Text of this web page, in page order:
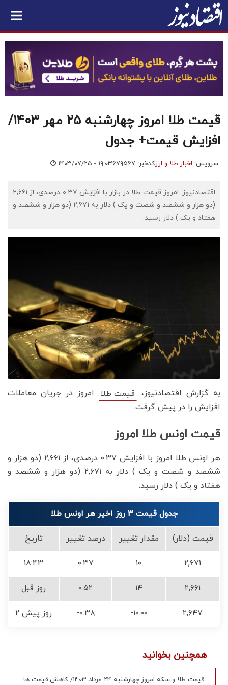
قیمت طلا امروز چهارشنبه ۲۵ مهر ۱۴۰۳/
افزایش قیمت+ جدول
سرویس: اخبار طلا و ارزکدخبر: ۶۷۹۵۶۷ ۱۴۰۳/۰۷/۲۵ - ۱۹:۰۳
اقتصادنیوز: امروز قیمت طلا در بازار با افزایش ۰.۳۷ درصدی، از ۲,۶۶۱
(دو هزار و ششصد و شصت و یک ) دلار به ۲,۶۷۱ (دو هزار و ششصد و
هفتاد و یک ) دلار رسید.
به گزارش اقتصادنیوز، قیمت طلا
امروز در جریان معاملات
افزایش را در پیش گرفت.
قیمت اونس طلا امروز
هر اونس طلا امروز با افزایش ۰.۳۷ درصدی، از ۲,۶۶۱ (دو هزار و
ششصد و شصت و یک ) دلار به ۲,۶۷۱ (دو هزار و ششصد و
هفتاد و یک ) دلار رسید.
جدول قیمت 3 روز اخیر هر اونس طلا
قیمت (دلار) مقدار تغییر درصد تغییر تاریخ
۲,۶۷۱ ۱۰ ۰.۳۷ 18:43
۲,۶۶۱ ۱۴ ۰.۵۲ روز قبل
۲,۶۴۷ -۱۰.۰۰ -۰.۳۸ ۲ روز پیش
همچنین بخوانید
قیمت طلا و سکه امروز چهارشنبه ۲۴ مرداد 1403/ کاهش قیمت ها